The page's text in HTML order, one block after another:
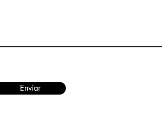
Enviar